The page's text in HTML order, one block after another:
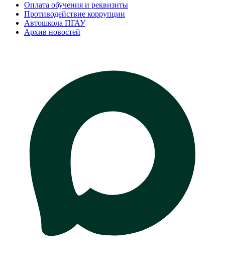
Оплата обучения и реквизиты
Противодействие коррупции
Автошкола ПГАУ
Архив новостей